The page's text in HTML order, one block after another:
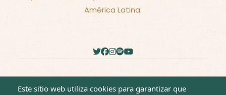
América Latina.
2026 - © Derechos reservados -Términos y
Este sitio web utiliza cookies para garantizar que